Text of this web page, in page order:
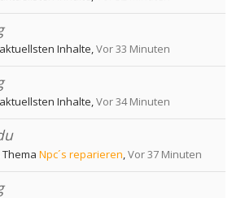
Inhalte,Vor 33 Minuten
Inhalte,Vor 34 Minuten
Npc´s reparieren,Vor 37 Minuten